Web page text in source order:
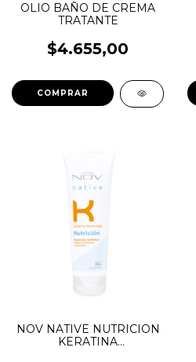
OLIO BAÑO DE CREMA
TRATANTE
$4.655,00
COMPRAR
NOV NATIVE NUTRICION
KERATINA